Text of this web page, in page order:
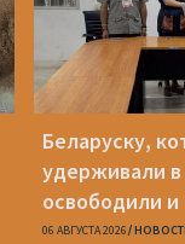
Беларуску,
удерживали
освободили
06 АВГУСТА 2026